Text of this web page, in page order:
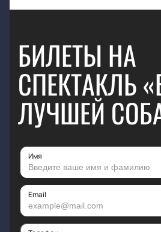
БИЛЕТЫ НА
СПЕКТАКЛЬ
ЛУЧШЕЙ
Имя
Email